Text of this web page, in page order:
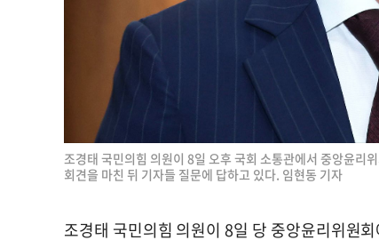
조경태 국민의힘 의원이 8일 오후 국회 소통관에서 중앙윤리
회견을 마친 뒤 기자들 질문에 답하고 있다. 임현동 기자
조경태 국민의힘 의원이 8일 당 중앙윤리위원